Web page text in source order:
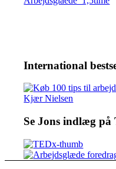
International
Se Jons indlæg